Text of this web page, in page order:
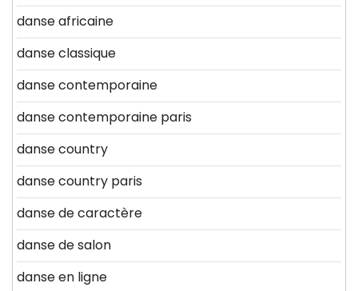
danse africaine
danse classique
danse contemporaine
danse contemporaine paris
danse country
danse country paris
danse de caractère
danse de salon
danse en ligne